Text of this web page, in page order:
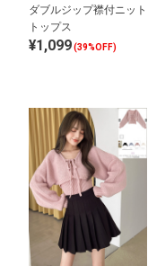
ダブルジップ襟付ニット
トップス
¥1,099(39%OFF)